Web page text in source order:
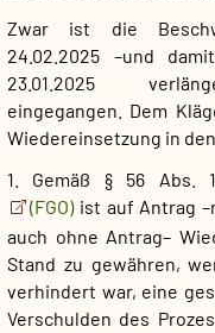
Zwar ist die
24.02.2025 –und
23.01.2025
eingegangen. Dem
Wiedereinsetzung in
1. Gemäß § 56 Abs.
(FGO)ist auf Antrag
auch ohne Antrag–
Stand zu gewähren,
verhindert war, eine
Verschulden des